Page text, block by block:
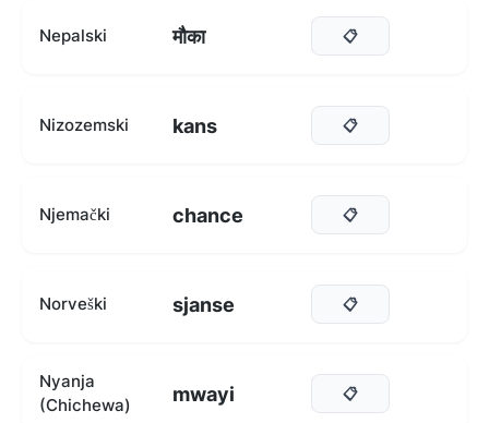
Nepalski मौका 📋
Nizozemski kans 📋
Njemački chance 📋
Norveški sjanse 📋
Nyanja
(Chichewa)
mwayi 📋